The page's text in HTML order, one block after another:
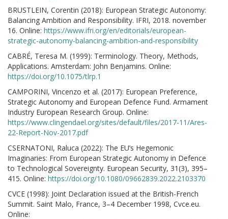
BRUSTLEIN, Corentin (2018): European Strategic Autonomy:
Balancing Ambition and Responsibility. IFRI, 2018. november
16. Online: https://www.ifri.org/en/editorials/european-
strategic-autonomy-balancing-ambition-and-responsibility
CABRÉ, Teresa M. (1999): Terminology. Theory, Methods,
Applications. Amsterdam: John Benjamins. Online:
https://doi.org/10.1075/tlrp.1
CAMPORINI, Vincenzo et al. (2017): European Preference,
Strategic Autonomy and European Defence Fund. Armament
Industry European Research Group. Online:
https://www.clingendael.org/sites/default/files/2017-11/Ares-
22-Report-Nov-2017.pdf
CSERNATONI, Raluca (2022): The EU’s Hegemonic
Imaginaries: From European Strategic Autonomy in Defence
to Technological Sovereignty. European Security, 31(3), 395–
415. Online: https://doi.org/10.1080/09662839.2022.2103370
CVCE (1998): Joint Declaration issued at the British-French
Summit. Saint Malo, France, 3–4 December 1998, Cvce.eu.
Online: